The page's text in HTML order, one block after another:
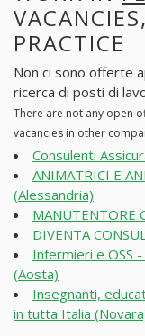
PRACTICE
Non ci sono offerte
ricerca di posti di
There are not any open
vacancies in other
Consulenti
ANIMATRICI E
(Alessandria)
MANUTENTORE
DIVENTA
Infermieri e OSS
(Aosta)
Insegnanti,
in tutta Italia